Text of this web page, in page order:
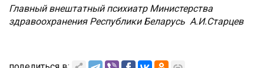
Главный внештатный психиатр Министерства
здравоохранения Республики Беларусь А.И.Старцев